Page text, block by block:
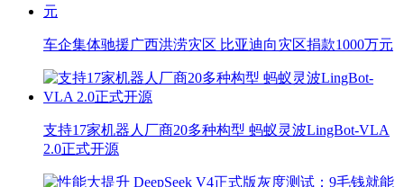
车企集体驰援广西洪涝灾区 比亚迪向灾区捐款1000万元
支持17家机器人厂商20多种构型 蚂蚁灵波LingBot-VLA
2.0正式开源